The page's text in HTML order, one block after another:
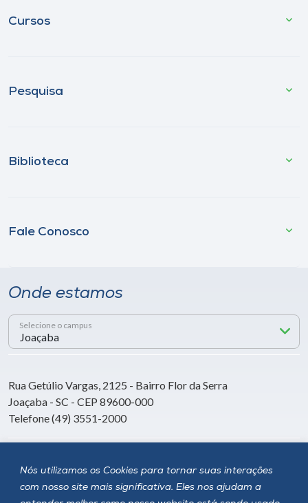
Nós utilizamos os Cookies para tornar suas interações
com nosso site mais significativa. Eles nos ajudam a
Cursos
Pesquisa
Biblioteca
Fale Conosco
Onde estamos
Selecione o campus
Rua Getúlio Vargas, 2125 - Bairro Flor da Serra
Joaçaba - SC - CEP 89600-000
Telefone (49) 3551-2000
Siga a Unoesc